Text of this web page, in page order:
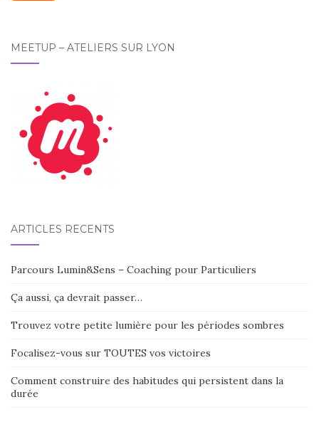
MEETUP – ATELIERS SUR LYON
ARTICLES RÉCENTS
Parcours Lumin&Sens – Coaching pour Particuliers
Ça aussi, ça devrait passer…
Trouvez votre petite lumière pour les périodes sombres
Focalisez-vous sur TOUTES vos victoires
Comment construire des habitudes qui persistent dans la
durée